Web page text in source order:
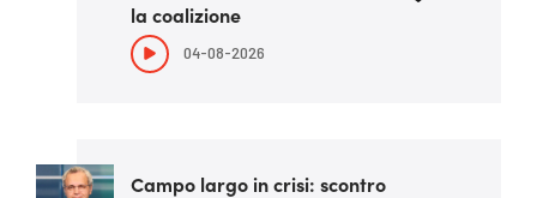
la coalizione
04-08-2026
Campo largo in crisi: scontro